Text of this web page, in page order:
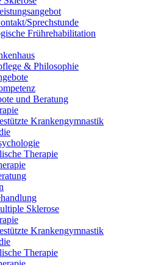
Sprechstunde
Frührehabilitation
& Philosophie
und Beratung
Krankengymnastik
Therapie
Sklerose
Krankengymnastik
Therapie